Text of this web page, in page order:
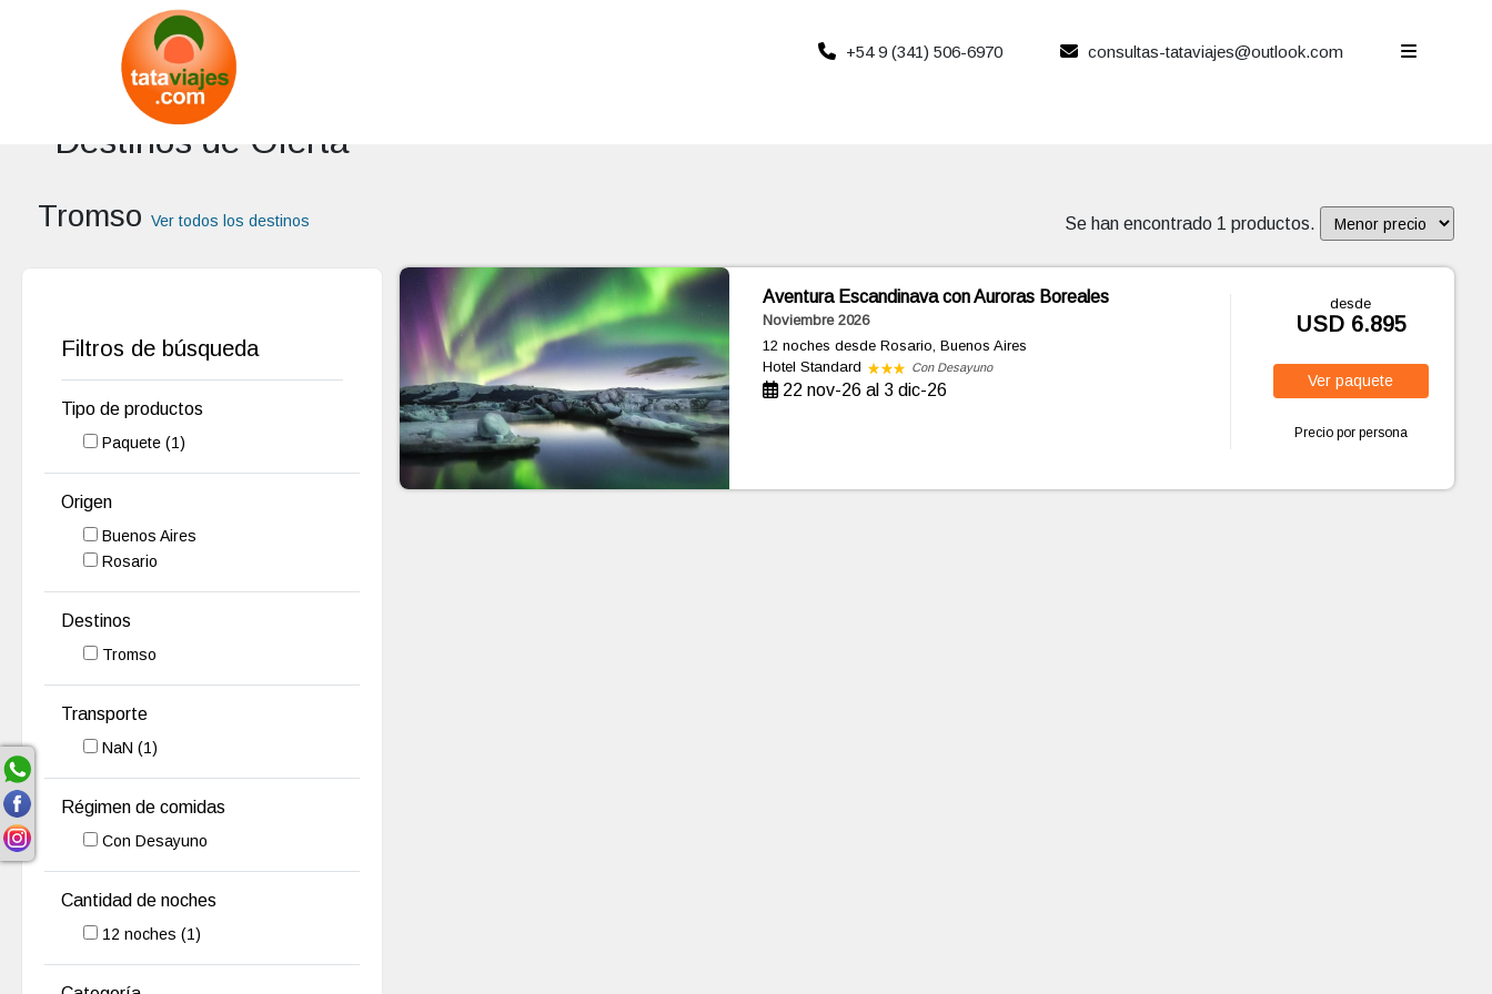
+54 9 (341) 506-6970 consultas-tataviajes@outlook.com
Destinos de Oferta
Tromso Ver todos los destinos Se han encontrado 1 productos.
Filtros de búsqueda
Tipo de productos
Paquete(1)
Origen
Buenos Aires
Rosario
Destinos
Tromso
Transporte
NaN(1)
Régimen de comidas
Con Desayuno
Cantidad de noches
12noches (1)
Aventura Escandinava con Auroras Boreales
Noviembre 2026
12 noches desde Rosario, Buenos Aires
Hotel Standard
Con Desayuno
22 nov-26 al 3 dic-26
desde
USD 6.895
Verpaquete
Precio por persona